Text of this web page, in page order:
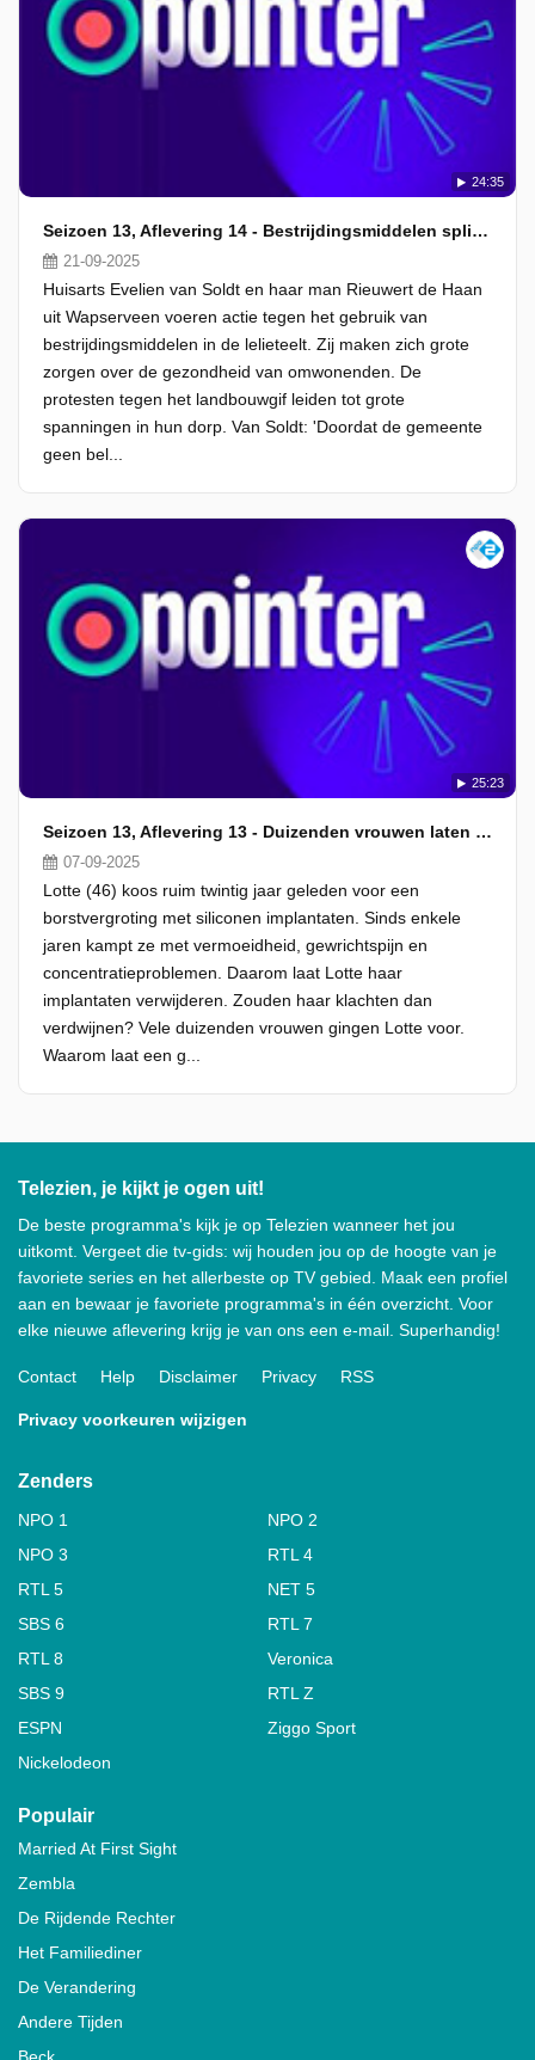
24:35
Seizoen 13, Aflevering 14 - Bestrijdingsmiddelen splijtzwam in dorpen
21-09-2025
Huisarts Evelien van Soldt en haar man Rieuwert de Haan
uit Wapserveen voeren actie tegen het gebruik van
bestrijdingsmiddelen in de lelieteelt. Zij maken zich grote
zorgen over de gezondheid van omwonenden. De
protesten tegen het landbouwgif leiden tot grote
spanningen in hun dorp. Van Soldt: 'Doordat de gemeente
geen bel...
25:23
Seizoen 13, Aflevering 13 - Duizenden vrouwen laten borstimplantaten weghalen
07-09-2025
Lotte (46) koos ruim twintig jaar geleden voor een
borstvergroting met siliconen implantaten. Sinds enkele
jaren kampt ze met vermoeidheid, gewrichtspijn en
concentratieproblemen. Daarom laat Lotte haar
implantaten verwijderen. Zouden haar klachten dan
verdwijnen? Vele duizenden vrouwen gingen Lotte voor.
Waarom laat een g...
Telezien, je kijkt je ogen uit!
De beste programma's kijk je op Telezien wanneer het jou
uitkomt. Vergeet die tv-gids: wij houden jou op de hoogte van je
favoriete series en het allerbeste op TV gebied. Maak een profiel
aan en bewaar je favoriete programma's in één overzicht. Voor
elke nieuwe aflevering krijg je van ons een e-mail. Superhandig!
Contact Help Disclaimer Privacy RSS
Privacy voorkeuren wijzigen
Zenders
NPO 1
NPO 2
NPO 3
RTL 4
RTL 5
NET 5
SBS 6
RTL 7
RTL 8
Veronica
SBS 9
RTL Z
ESPN
Ziggo Sport
Nickelodeon
Populair
Married At First Sight
Zembla
De Rijdende Rechter
Het Familiediner
De Verandering
Andere Tijden